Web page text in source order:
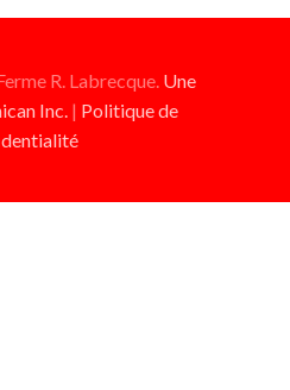
R. Labrecque. Une
Inc. | Politique de